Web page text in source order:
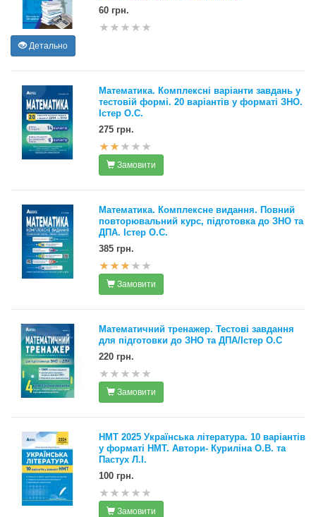
60 грн.
Детально
Математика. Комплексні варіанти завдань у
тестовій формі. 20 варіантів у форматі ЗНО.
Істер О.С.
275 грн.
Замовити
Математика. Комплексне видання. Повний
повторювальний курс, підготовка до ЗНО та
ДПА. Істер О.С.
385 грн.
Замовити
Математичний тренажер. Тестові завдання
для підготовки до ЗНО та ДПА/Істер О.С
220 грн.
Замовити
НМТ 2025 Українська література. 10 варіантів
у форматі НМТ. Автори- Куриліна О.В. та
Пастух Л.І.
100 грн.
Замовити